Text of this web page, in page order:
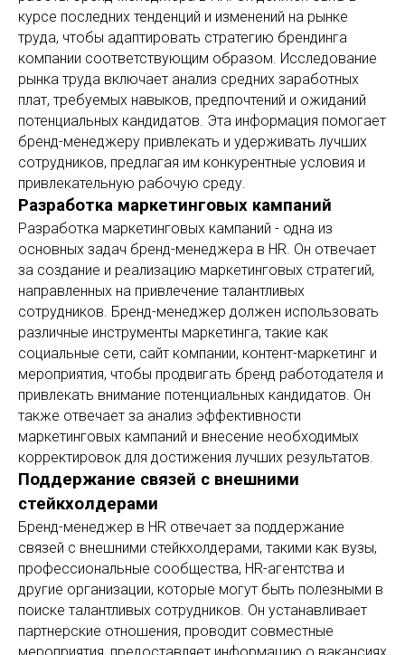
курсе последних тенденций и изменений на рынке
труда, чтобы адаптировать стратегию брендинга
компании соответствующим образом. Исследование
рынка труда включает анализ средних заработных
плат, требуемых навыков, предпочтений и ожиданий
потенциальных кандидатов. Эта информация помогает
бренд-менеджеру привлекать и удерживать лучших
сотрудников, предлагая им конкурентные условия и
привлекательную рабочую среду.
Разработка маркетинговых кампаний
Разработка маркетинговых кампаний - одна из
основных задач бренд-менеджера в HR. Он отвечает
за создание и реализацию маркетинговых стратегий,
направленных на привлечение талантливых
сотрудников. Бренд-менеджер должен использовать
различные инструменты маркетинга, такие как
социальные сети, сайт компании, контент-маркетинг и
мероприятия, чтобы продвигать бренд работодателя и
привлекать внимание потенциальных кандидатов. Он
также отвечает за анализ эффективности
маркетинговых кампаний и внесение необходимых
корректировок для достижения лучших результатов.
Поддержание связей с внешними
стейкхолдерами
Бренд-менеджер в HR отвечает за поддержание
связей с внешними стейкхолдерами, такими как вузы,
профессиональные сообщества, HR-агентства и
другие организации, которые могут быть полезными в
поиске талантливых сотрудников. Он устанавливает
партнерские отношения, проводит совместные